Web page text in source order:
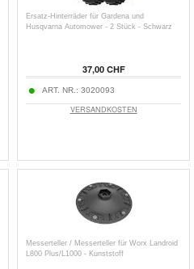
Ersatz-Hinterräder für Gardena und
Husqvarna Automower - 2 Stück - Schwarz
37,00 CHF
ART. NR.: 3020093
VERSANDKOSTEN
Messerteller / Messerteller für Worx Landroid
L800 Plus/L1000 - Kunststoff